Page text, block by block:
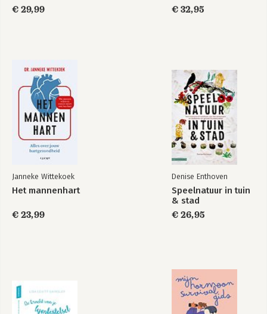
€ 29,99
€ 32,95
Janneke Wittekoek
Het mannenhart
€ 23,99
Denise Enthoven
Speelnatuur in tuin
& stad
€ 26,95